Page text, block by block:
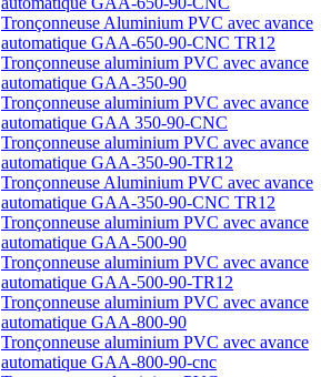
Tronçonneuse Aluminium PVC avec avance
automatique GAA-650-90-CNC TR12
Tronçonneuse aluminium PVC avec avance
automatique GAA-350-90
Tronçonneuse aluminium PVC avec avance
automatique GAA 350-90-CNC
Tronçonneuse aluminium PVC avec avance
automatique GAA-350-90-TR12
Tronçonneuse Aluminium PVC avec avance
automatique GAA-350-90-CNC TR12
Tronçonneuse aluminium PVC avec avance
automatique GAA-500-90
Tronçonneuse aluminium PVC avec avance
automatique GAA-500-90-TR12
Tronçonneuse aluminium PVC avec avance
automatique GAA-800-90
Tronçonneuse aluminium PVC avec avance
automatique GAA-800-90-cnc